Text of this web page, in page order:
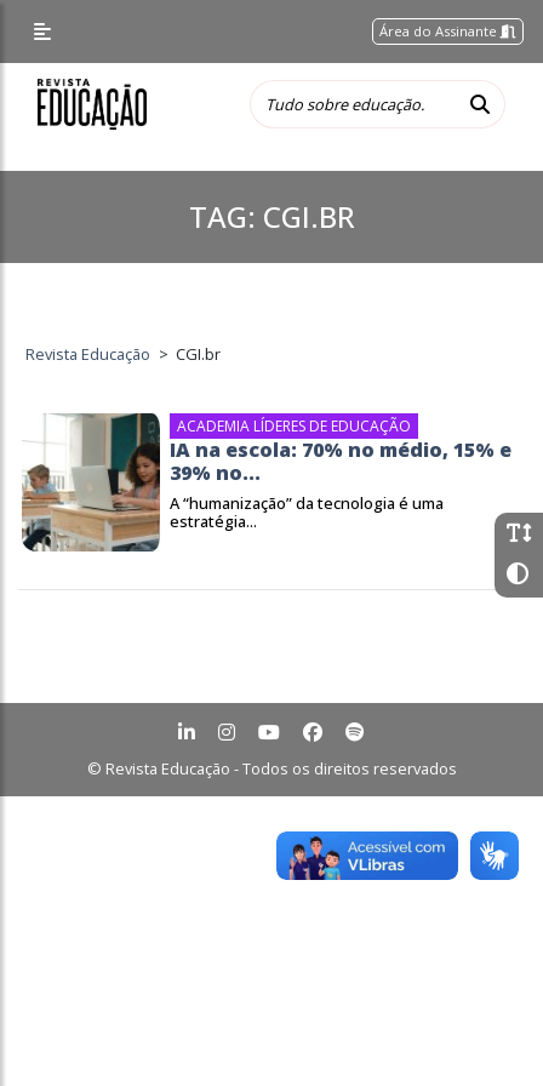
Área do Assinante
TAG: CGI.BR
Revista Educação > CGI.br
ACADEMIA LÍDERES DE EDUCAÇÃO
IA na escola: 70% no médio, 15% e
39% no...
A “humanização” da tecnologia é uma
estratégia...
© Revista Educação - Todos os direitos reservados